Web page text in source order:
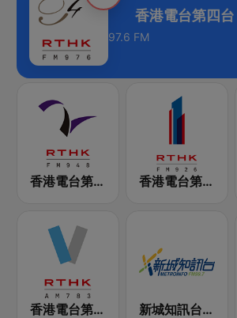
Radio 4
97.6 FM
香港電台第二台 RTHK Radio 2 香港電台第一台 RTHK Radio 1
香港電台第五台 - RTHK Radio 5 新城知訊台 MetroInfo FM99.7